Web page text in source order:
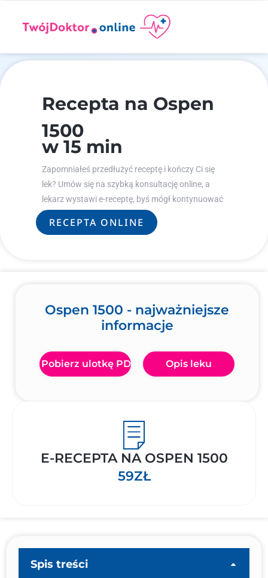
Recepta na Ospen
1500
w 15 min
Zapomniałeś przedłużyć receptę i kończy Ci się
lek? Umów się na szybką konsultację online, a
lekarz wystawi e-receptę, byś mógł kontynuować
leczenie.
RECEPTA ONLINE
Ospen 1500 - najważniejsze
informacje
Pobierz ulotkę PDF Opis leku
E-RECEPTA NA OSPEN 1500
59ZŁ
Spis treści